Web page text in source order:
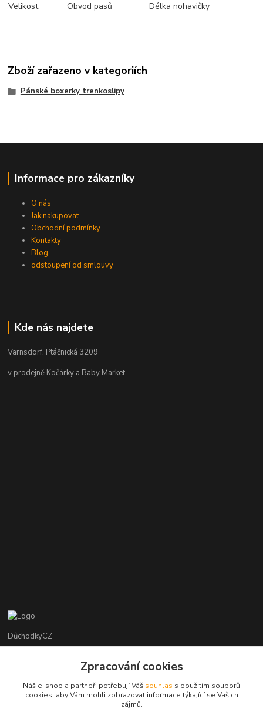
Velikost
Obvod pasů Délka nohavičky
Zboží zařazeno v kategoriích
Pánské boxerky trenkoslipy
Informace pro zákazníky
O nás
Jak nakupovat
Obchodní podmínky
Kontakty
Blog
odstoupení od smlouvy
Kde nás najdete
Varnsdorf, Ptáčnická 3209
v prodejně Kočárky a Baby Market
DůchodkyCZ
+420 412384749
objednavky@duchodky.cz
Zpracování cookies
Náš e-shop a partneři potřebují Váš souhlas s použitím souborů
cookies, aby Vám mohli zobrazovat informace týkající se Vašich
zájmů.